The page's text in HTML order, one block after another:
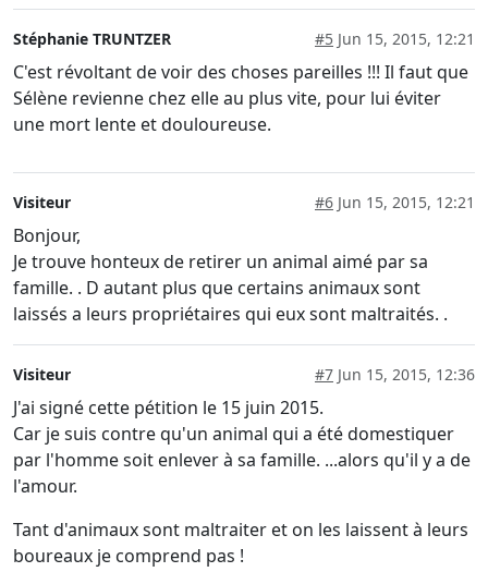
Stéphanie TRUNTZER #5 Jun 15, 2015, 12:21
C'est révoltant de voir des choses pareilles !!! Il faut que
Sélène revienne chez elle au plus vite, pour lui éviter
une mort lente et douloureuse.
Visiteur #6 Jun 15, 2015, 12:21
Bonjour,
Je trouve honteux de retirer un animal aimé par sa
famille. . D autant plus que certains animaux sont
laissés a leurs propriétaires qui eux sont maltraités. .
Visiteur #7 Jun 15, 2015, 12:36
J'ai signé cette pétition le 15 juin 2015.
Car je suis contre qu'un animal qui a été domestiquer
par l'homme soit enlever à sa famille. ...alors qu'il y a de
l'amour.
Tant d'animaux sont maltraiter et on les laissent à leurs
boureaux je comprend pas !